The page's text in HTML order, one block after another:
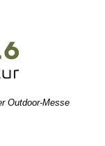
Outdoor-Messe